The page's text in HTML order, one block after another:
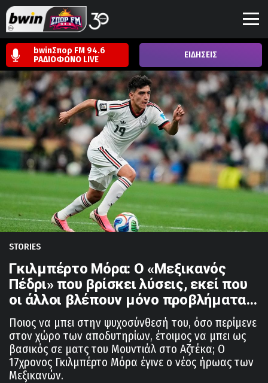
bwinΣπορ FM 94.6
ΡΑΔΙΟΦΩΝΟ LIVE ΕΙΔΗΣΕΙΣ
STORIES
Γκιλμπέρτο Μόρα: Ο «Μεξικανός
Πέδρι» που βρίσκει λύσεις, εκεί που
οι άλλοι βλέπουν μόνο προβλήματα…
Ποιος να μπει στην ψυχοσύνθεσή του, όσο περίμενε
στον χώρο των αποδυτηρίων, έτοιμος να μπει ως
βασικός σε ματς του Μουντιάλ στο Αζτέκα; Ο
17χρονος Γκιλμπέρτο Μόρα έγινε ο νέος ήρωας των
Μεξικανών.